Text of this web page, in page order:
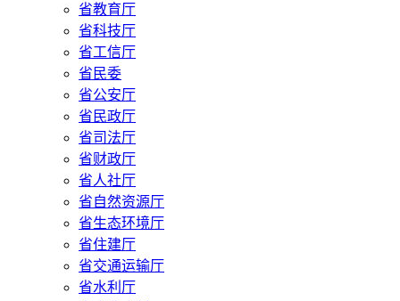
省教育厅
省科技厅
省工信厅
省民委
省公安厅
省民政厅
省司法厅
省财政厅
省人社厅
省自然资源厅
省生态环境厅
省住建厅
省交通运输厅
省水利厅